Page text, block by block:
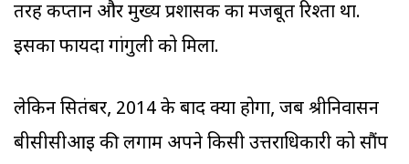
तरह कप्तान और मुख्य प्रशासक का मजबूत रिश्ता था.
इसका फायदा गांगुली को मिला.
लेकिन सितंबर, 2014 के बाद क्या होगा, जब श्रीनिवासन
बीसीसीआइ की लगाम अपने किसी उत्तराधिकारी को सौंप